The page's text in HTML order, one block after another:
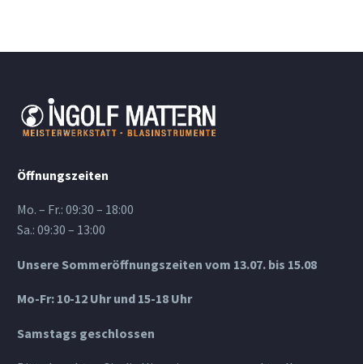
Öffnungszeiten
Mo. – Fr.: 09:30 – 18:00
Sa.: 09:30 – 13:00
Unsere Sommeröffnungszeiten vom 13.07. bis 15.08
Mo-Fr: 10-12 Uhr und 15-18 Uhr
Samstags geschlossen